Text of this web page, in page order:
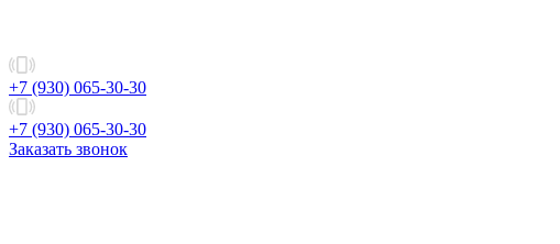
+7 (930) 065-30-30
+7 (930) 065-30-30
Заказать звонок